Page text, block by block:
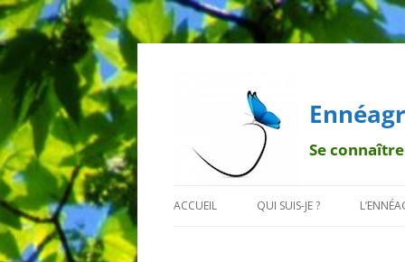
Se
ACCUEIL QUI SUIS-JE ?